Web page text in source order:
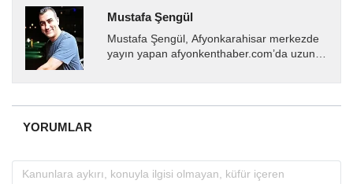
Mustafa Şengül
Mustafa Şengül, Afyonkarahisar merkezde
yayın yapan afyonkenthaber.com’da uzun
almakta, haber akışı...
YORUMLAR